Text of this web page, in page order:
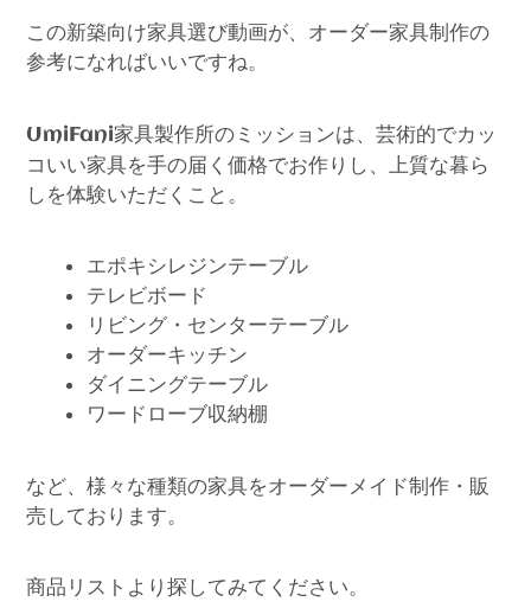
この新築向け家具選び動画が、オーダー家具制作の
参考になればいいですね。
UmiFani家具製作所のミッションは、芸術的でカッ
コいい家具を手の届く価格でお作りし、上質な暮ら
しを体験いただくこと。
エポキシレジンテーブル
テレビボード
リビング・センターテーブル
オーダーキッチン
ダイニングテーブル
ワードローブ収納棚
など、様々な種類の家具をオーダーメイド制作・販
売しております。
商品リストより探してみてください。